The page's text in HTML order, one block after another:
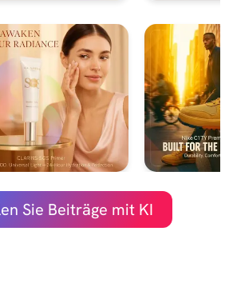
Sie Beiträge mit KI